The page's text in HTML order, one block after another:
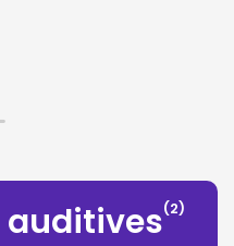
auditives(2)